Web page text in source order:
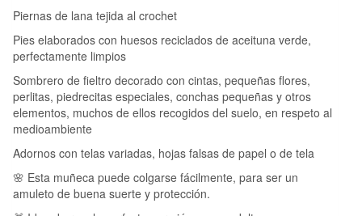
Piernas de lana tejida al crochet
Pies elaborados con huesos reciclados de aceituna verde,
perfectamente limpios
Sombrero de fieltro decorado con cintas, pequeñas flores,
perlitas, piedrecitas especiales, conchas pequeñas y otros
elementos, muchos de ellos recogidos del suelo, en respeto al
medioambiente
Adornos con telas variadas, hojas falsas de papel o de tela
🌸 Esta muñeca puede colgarse fácilmente, para ser un
amuleto de buena suerte y protección.